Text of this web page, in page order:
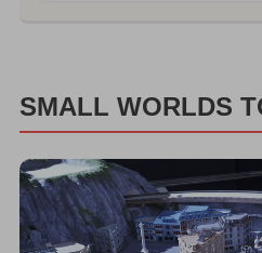
SMALL WORLDS